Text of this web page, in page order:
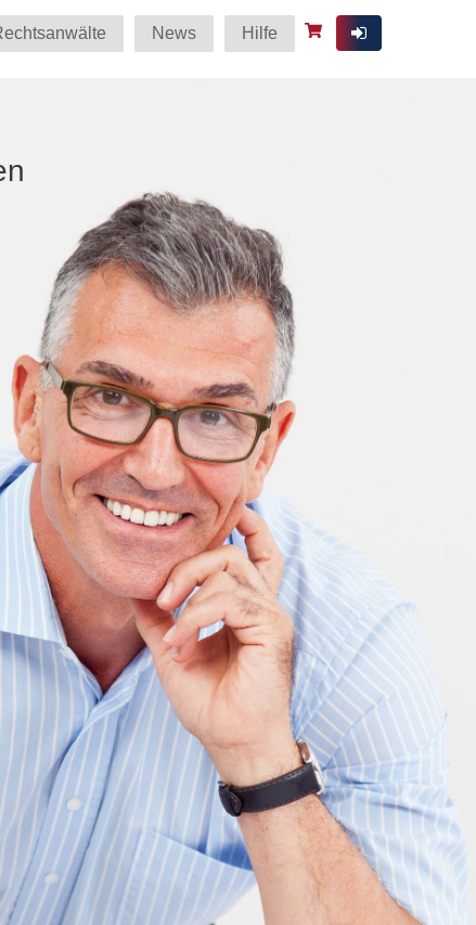
News Hilfe